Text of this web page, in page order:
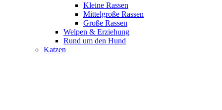
Kleine Rassen
Mittelgroße Rassen
Große Rassen
Welpen & Erziehung
Rund um den Hund
Katzen